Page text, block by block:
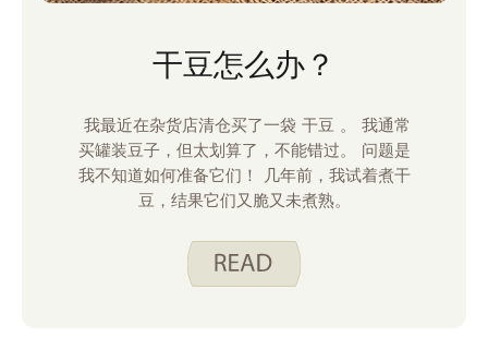
干豆怎么办？
我最近在杂货店清仓买了一袋 干豆 。 我通常
买罐装豆子，但太划算了，不能错过。 问题是
我不知道如何准备它们！ 几年前，我试着煮干
豆，结果它们又脆又未煮熟。